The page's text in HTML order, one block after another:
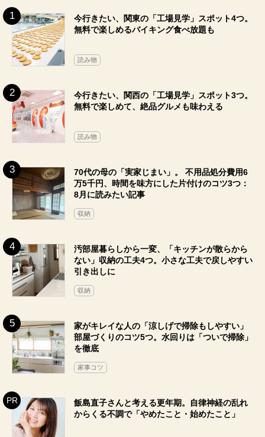
今行きたい、関東の「工場見学」スポット4つ。
無料で楽しめるバイキング食べ放題も
読み物
今行きたい、関西の「工場見学」スポット3つ。
無料で楽しめて、絶品グルメも味わえる
読み物
70代の母の「実家じまい」。 不用品処分費用6
万5千円、時間を味方にした片付けのコツ3つ：
8月に読みたい記事
収納
汚部屋暮らしから一変、「キッチンが散らから
ない」収納の工夫4つ。小さな工夫で戻しやすい
引き出しに
収納
家がキレイな人の「涼しげで掃除もしやすい」
部屋づくりのコツ5つ。水回りは「ついで掃除」
を徹底
家事コツ
飯島直子さんと考える更年期。自律神経の乱れ
からくる不調で「やめたこと・始めたこと」